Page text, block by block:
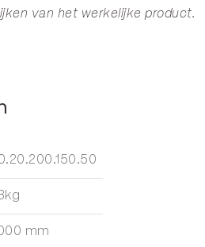
van het werkelijke product.
mm